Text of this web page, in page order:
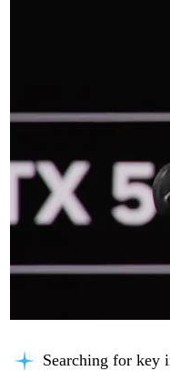
Searching for key